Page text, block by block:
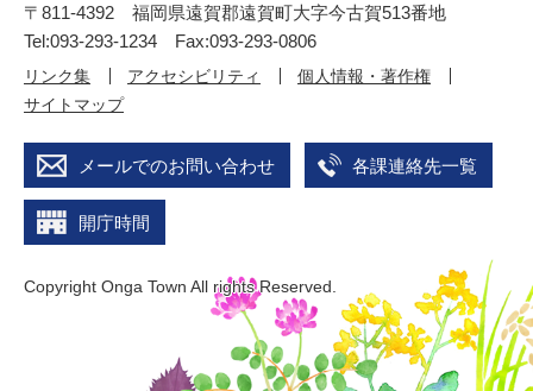
〒811-4392 福岡県遠賀郡遠賀町大字今古賀513番地
Tel:093-293-1234 Fax:093-293-0806
リンク集 アクセシビリティ
個人情報・著作権
サイトマップ
メールでのお問い合わせ 各課連絡先一覧
開庁時間
Copyright Onga Town All rights Reserved.